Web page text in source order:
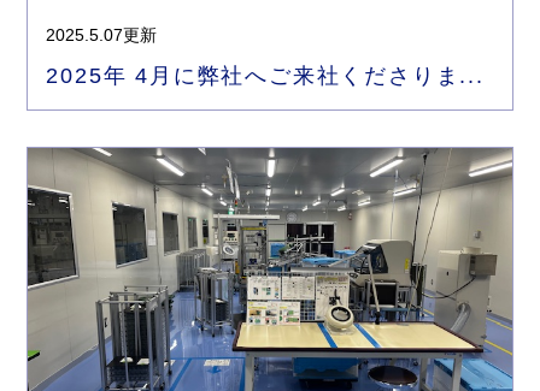
2025.5.07更新
2025年 4月に弊社へご来社くださりま...